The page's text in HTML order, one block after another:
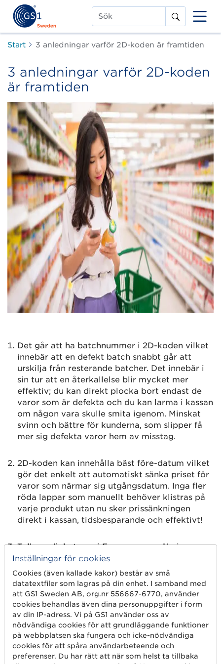
Sök
Start 3 anledningar varför 2D-koden är framtiden
3 anledningar varför 2D-koden
är framtiden
Det går att ha batchnummer i 2D-koden vilket
innebär att en defekt batch snabbt går att
urskilja från resterande batcher. Det innebär i
sin tur att en återkallelse blir mycket mer
effektiv; du kan direkt plocka bort endast de
varor som är defekta och du kan larma i kassan
om någon vara skulle smita igenom. Minskat
svinn och bättre för kunderna, som slipper få
mer sig defekta varor hem av misstag.
2D-koden kan innehålla bäst före-datum vilket
gör det enkelt att automatiskt sänka priset för
varor som närmar sig utgångsdatum. Inga fler
röda lappar som manuellt behöver klistras på
varje produkt utan nu sker prissänkningen
direkt i kassan, tidsbesparande och effektivt!
Tullmyndigheterna i Europa ser en ökning av
piratkopierade varor inom nästan alla
produktsektorer. Genom att ha serienumret i
2D-koden går det att identifiera oäkta varor
direkt i kassan och på så sätt stoppa dem.
Inställningar för cookies
Cookies (även kallade kakor) består av små
datatextfiler som lagras på din enhet. I samband med
att GS1 Sweden AB, org.nr 556667-6770, använder
cookies behandlas även dina personuppgifter i form
av din IP-adress. Vi på GS1 använder oss av
nödvändiga cookies för att grundläggande funktioner
på webbplatsen ska fungera och icke-nödvändiga
cookies för att spåra användarbeteende och
preferenser. Du har rätt att när som helst ta tillbaka